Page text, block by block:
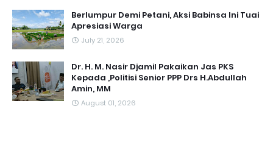
Berlumpur Demi Petani, Aksi Babinsa Ini Tuai
Apresiasi Warga
July 21, 2026
Dr. H. M. Nasir Djamil Pakaikan Jas PKS
Kepada ,Politisi Senior PPP Drs H.Abdullah
Amin, MM
August 01, 2026